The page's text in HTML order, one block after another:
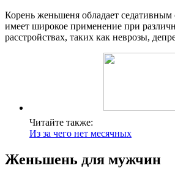
Корень женьшеня обладает седативным
имеет широкое применение при
расстройствах, таких как неврозы,
Читайте также:
Из за чего нет месячных
Женьшень для мужчин